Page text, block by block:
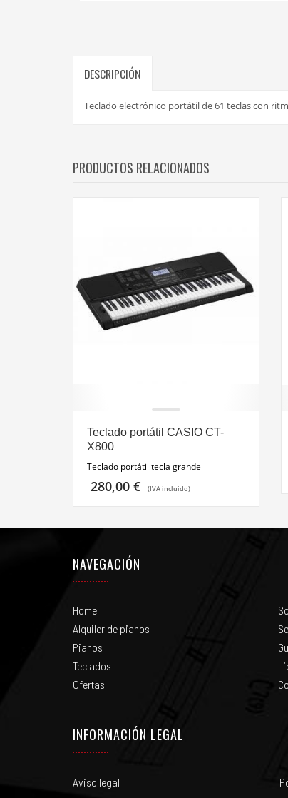
DESCRIPCIÓN
Teclado electrónico portátil de 61 teclas con
PRODUCTOS RELACIONADOS
Teclado portátil CASIO CT-
X800
Teclado portátil tecla grande
280,00 € (IVA incluido)
NAVEGACIÓN
Home
Alquiler de pianos
Pianos
Teclados
Ofertas
INFORMACIÓN LEGAL
Aviso legal